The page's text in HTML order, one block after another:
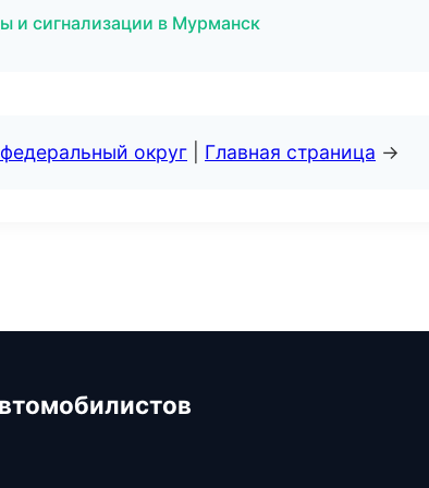
и сигнализации в Мурманск
округ Главная страница →